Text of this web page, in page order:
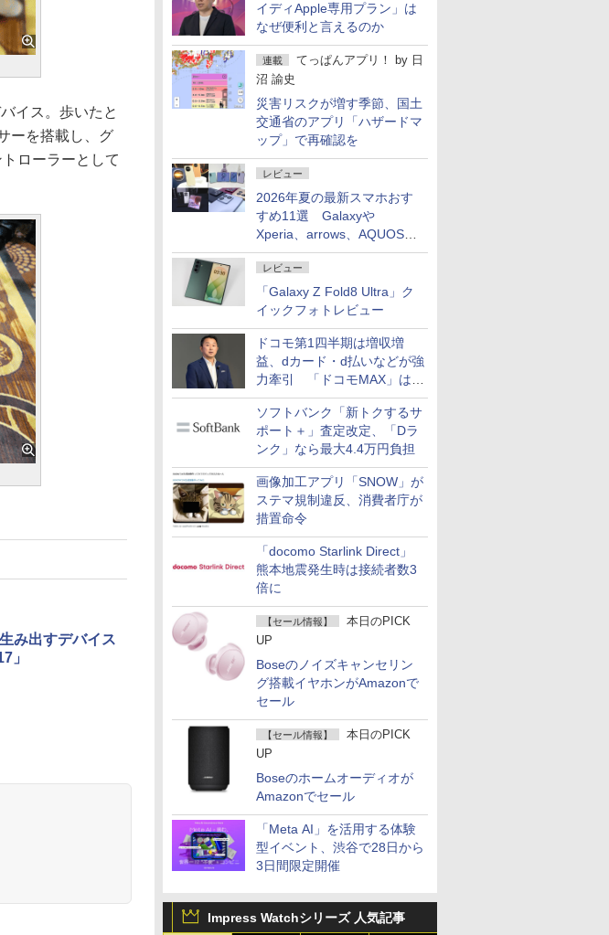
イディApple専用プラン」は
なぜ便利と言えるのか
連載 てっぱんアプリ！ by 日
沼 諭史
災害リスクが増す季節、国土
交通省のアプリ「ハザードマ
ップ」で再確認を
レビュー
2026年夏の最新スマホおす
すめ11選 Galaxyや
Xperia、arrows、AQUOSな
ど注目機種の特徴は
レビュー
「Galaxy Z Fold8 Ultra」ク
イックフォトレビュー
ドコモ第1四半期は増収増
益、dカード・d払いなどが強
力牽引 「ドコモMAX」は
400万契約突破
ソフトバンク「新トクするサ
ポート＋」査定改定、「Dラ
ンク」なら最大4.4万円負担
画像加工アプリ「SNOW」が
ステマ規制違反、消費者庁が
措置命令
「docomo Starlink Direct」
熊本地震発生時は接続者数3
倍に
【セール情報】
本日のPICK
UP
Boseのノイズキャンセリン
グ搭載イヤホンがAmazonで
セール
【セール情報】
本日のPICK
UP
Boseのホームオーディオが
Amazonでセール
「Meta AI」を活用する体験
型イベント、渋谷で28日から
3日間限定開催
Impress Watchシリーズ 人気記事
イス。歩いたと
ーを搭載し、グ
ローラーとして
み出すデバイス
」